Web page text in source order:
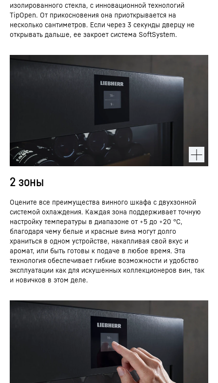
изолированного стекла, с инновационной технологий
TipOpen. От прикосновения она приоткрывается на
несколько сантиметров. Если через 3 секунды дверцу не
открывать дальше, ее закроет система SoftSystem.
2 зоны
Оцените все преимущества винного шкафа с двухзонной
системой охлаждения. Каждая зона поддерживает точную
настройку температуры в диапазоне от +5 до +20 °C,
благодаря чему белые и красные вина могут долго
храниться в одном устройстве, накапливая свой вкус и
аромат, или быть готовы к подаче в любое время. Эта
технология обеспечивает гибкие возможности и удобство
эксплуатации как для искушенных коллекционеров вин, так
и новичков в этом деле.